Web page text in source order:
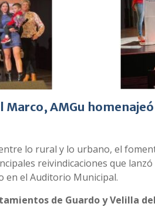
AMGu
lo rural y lo urbano, el
reivindicaciones que lanzó
en el Auditorio Municipal.
de Guardo y Velilla